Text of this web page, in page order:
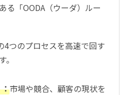
る「OODA（ウーダ）ルー
4つのプロセスを高速で回す
市場や競合、顧客の現状を